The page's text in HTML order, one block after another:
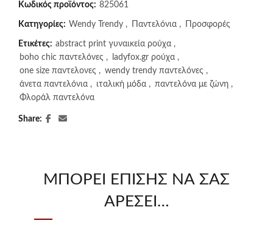
Κωδικός προϊόντος: 825061
Κατηγορίες: Wendy Trendy , Παντελόνια , Προσφορές
Ετικέτες: abstract print γυναικεία ρούχα ,
boho chic παντελόνες , ladyfox.gr ρούχα ,
one size παντελονες , wendy trendy παντελόνες ,
άνετα παντελόνια , ιταλική μόδα , παντελόνα με ζώνη ,
Φλοράλ παντελόνα
Share
ΜΠΟΡΕΊ ΕΠΊΣΗΣ ΝΑ ΣΑΣ
ΑΡΈΣΕΙ…